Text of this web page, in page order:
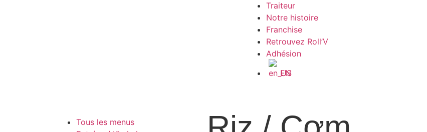
Traiteur
Notre histoire
Franchise
Retrouvez Roll’V
Adhésion
EN
Tous les menus